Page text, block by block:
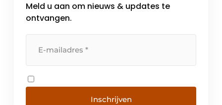
Meld u aan om nieuws & updates te
ontvangen.
Inschrijven